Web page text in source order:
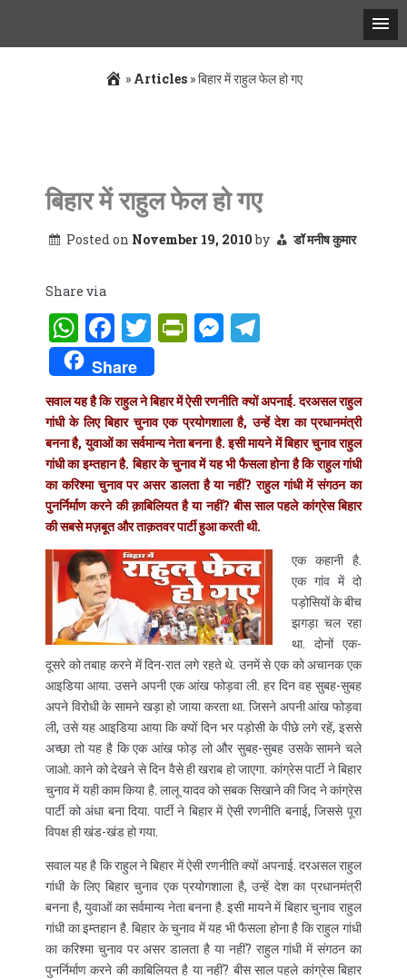
» Articles »बिहार में राहुल फेल हो गए
बिहार में राहुल फेल हो गए
Posted on November 19, 2010by डॉ मनीष कुमार
Share via
WhatsApp
Facebook
Twitter
PrintFriendly
Messenger
Share
सवाल यह है कि राहुल ने बिहार में ऐसी रणनीति क्यों अपनाई. दरअसल राहुल
गांधी के लिए बिहार चुनाव एक प्रयोगशाला है, उन्हें देश का प्रधानमंत्री
बनना है, युवाओं का सर्वमान्य नेता बनना है. इसी मायने में बिहार चुनाव राहुल
गांधी का इम्तहान है. बिहार के चुनाव में यह भी फैसला होना है कि राहुल गांधी
का करिश्मा चुनाव पर असर डालता है या नहीं? राहुल गांधी में संगठन का
पुनर्निर्माण करने की क़ाबिलियत है या नहीं? बीस साल पहले कांग्रेस बिहार
की सबसे मज़बूत और ताक़तवर पार्टी हुआ करती थी.
एक कहानी है.
एक गांव में दो
पड़ोसियों के बीच
झगड़ा चल रहा
था. दोनों एक-
दूसरे को तबाह करने में दिन-रात लगे रहते थे. उनमें से एक को अचानक एक
आइडिया आया. उसने अपनी एक आंख फोड़वा ली. हर दिन वह सुबह-सुबह
अपने विरोधी के सामने खड़ा हो जाया करता था. जिसने अपनी आंख फोड़वा
ली, उसे यह आइडिया आया कि क्यों दिन भर पड़ोसी के पीछे लगे रहें, इससे
अच्छा तो यह है कि एक आंख फोड़ लो और सुबह-सुबह उसके सामने चले
जाओ. काने को देखने से दिन वैसे ही खराब हो जाएगा. कांग्रेस पार्टी ने बिहार
चुनाव में यही काम किया है. लालू यादव को सबक सिखाने की जिद ने कांग्रेस
पार्टी को अंधा बना दिया. पार्टी ने बिहार में ऐसी रणनीति बनाई, जिससे पूरा
विपक्ष ही खंड-खंड हो गया.
सवाल यह है कि राहुल ने बिहार में ऐसी रणनीति क्यों अपनाई. दरअसल राहुल
गांधी के लिए बिहार चुनाव एक प्रयोगशाला है, उन्हें देश का प्रधानमंत्री
बनना है, युवाओं का सर्वमान्य नेता बनना है. इसी मायने में बिहार चुनाव राहुल
गांधी का इम्तहान है. बिहार के चुनाव में यह भी फैसला होना है कि राहुल गांधी
का करिश्मा चुनाव पर असर डालता है या नहीं? राहुल गांधी में संगठन का
पुनर्निर्माण करने की काबिलियत है या नहीं? बीस साल पहले कांग्रेस बिहार